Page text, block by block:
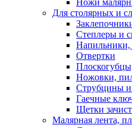
Ножи
Для столярных и
Степлеры и
Напильники,
Отвертки
Ножовки,
Струбцины и
Гаечные
Щетки
Малярная лента,